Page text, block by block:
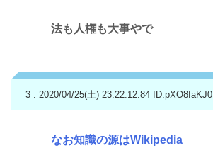
法も人権も大事やで
3 : 2020/04/25(土) 23:22:12.84 ID:pXO8faKJ0
なお知識の源はWikipedia